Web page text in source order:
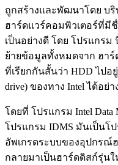
ถูกสร้างและพัฒนาโดย บริ
ฮาร์ดแวร์คอมพิวเตอร์ที่มี
เป็นอย่างดี โดย โปรแกร
ย้ายข้อมูลทั้งหมดจาก ฮาร์
ที่เรียกกันสั้นว่า HDD ไปอ
drive) ของทาง Intel ได้อย่
โดยที่ โปรแกรม Intel Data
โปรแกรม IDMS มันเป็นโ
อัพเกรดระบบของอุปกรณ์
กลายมาเป็นฮาร์ดดิสก์รุ่น